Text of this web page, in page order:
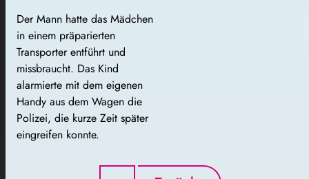
Der Mann hatte das Mädchen
in einem präparierten
Transporter entführt und
missbraucht. Das Kind
alarmierte mit dem eigenen
Handy aus dem Wagen die
Polizei, die kurze Zeit später
eingreifen konnte.